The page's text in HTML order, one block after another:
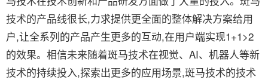
技术的产品线很长,力求提供更全面的整体解决方案给用
户,让全系列的产品产生更多的互动,在用户端实现1+1>2
的效果。相信未来随着斑马技术在视觉、AI、机器人等新
技术的持续投入,探索出更多的应用场景,斑马技术的技术